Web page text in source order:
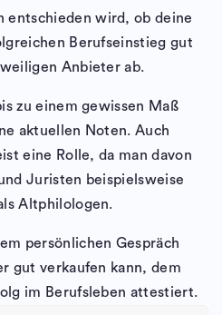
entschieden wird, ob deine
Berufseinstieg gut
Anbieter ab.
zu einem gewissen Maß
aktuellen Noten. Auch
eine Rolle, da man davon
Juristen beispielsweise
Altphilologen.
persönlichen Gespräch
gut verkaufen kann, dem
im Berufsleben attestiert.